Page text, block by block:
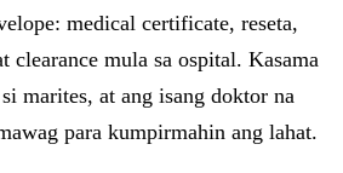
medical certificate, reseta,
clearance mula sa ospital. Kasama
marites, at ang isang doktor na
para kumpirmahin ang lahat.